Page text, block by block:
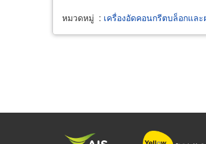
หมวดหมู่ : เครื่องอัดคอนกรีตบล็อกแล